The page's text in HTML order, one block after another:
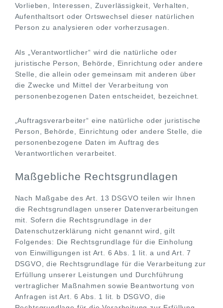
Vorlieben, Interessen, Zuverlässigkeit, Verhalten,
Aufenthaltsort oder Ortswechsel dieser natürlichen
Person zu analysieren oder vorherzusagen.
Als „Verantwortlicher“ wird die natürliche oder
juristische Person, Behörde, Einrichtung oder andere
Stelle, die allein oder gemeinsam mit anderen über
die Zwecke und Mittel der Verarbeitung von
personenbezogenen Daten entscheidet, bezeichnet.
„Auftragsverarbeiter“ eine natürliche oder juristische
Person, Behörde, Einrichtung oder andere Stelle, die
personenbezogene Daten im Auftrag des
Verantwortlichen verarbeitet.
Maßgebliche Rechtsgrundlagen
Nach Maßgabe des Art. 13 DSGVO teilen wir Ihnen
die Rechtsgrundlagen unserer Datenverarbeitungen
mit. Sofern die Rechtsgrundlage in der
Datenschutzerklärung nicht genannt wird, gilt
Folgendes: Die Rechtsgrundlage für die Einholung
von Einwilligungen ist Art. 6 Abs. 1 lit. a und Art. 7
DSGVO, die Rechtsgrundlage für die Verarbeitung zur
Erfüllung unserer Leistungen und Durchführung
vertraglicher Maßnahmen sowie Beantwortung von
Anfragen ist Art. 6 Abs. 1 lit. b DSGVO, die